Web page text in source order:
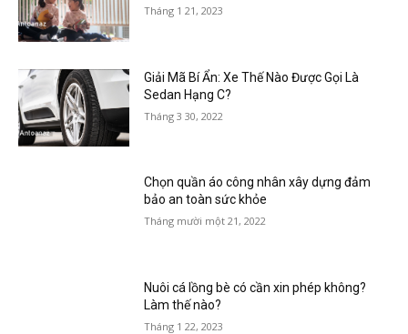
Tháng 1 21, 2023
Giải Mã Bí Ẩn: Xe Thế Nào Được Gọi Là
Sedan Hạng C?
Tháng 3 30, 2022
Chọn quần áo công nhân xây dựng đảm
bảo an toàn sức khỏe
Tháng mười một 21, 2022
Nuôi cá lồng bè có cần xin phép không?
Làm thế nào?
Tháng 1 22, 2023